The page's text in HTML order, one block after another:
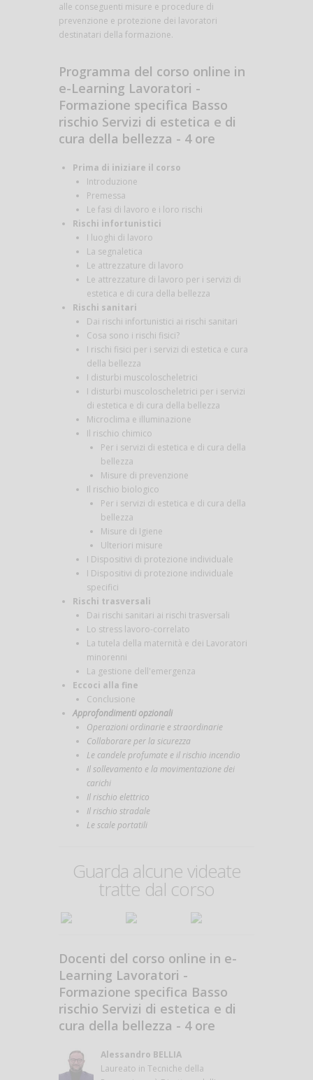
alle conseguenti misure e procedure di
prevenzione e protezione dei lavoratori
destinatari della formazione.
Programma del corso online in
e-Learning Lavoratori -
Formazione specifica Basso
rischio Servizi di estetica e di
cura della bellezza - 4 ore
Prima di iniziare il corso
Introduzione
Premessa
Le fasi di lavoro e i loro rischi
Rischi infortunistici
I luoghi di lavoro
La segnaletica
Le attrezzature di lavoro
Le attrezzature di lavoro per i servizi di
estetica e di cura della bellezza
Rischi sanitari
Dai rischi infortunistici ai rischi sanitari
Cosa sono i rischi fisici?
I rischi fisici per i servizi di estetica e cura
della bellezza
I disturbi muscoloscheletrici
I disturbi muscoloscheletrici per i servizi
di estetica e di cura della bellezza
Microclima e illuminazione
Il rischio chimico
Per i servizi di estetica e di cura della
bellezza
Misure di prevenzione
Il rischio biologico
Per i servizi di estetica e di cura della
bellezza
Misure di Igiene
Ulteriori misure
I Dispositivi di protezione individuale
I Dispositivi di protezione individuale
specifici
Rischi trasversali
Dai rischi sanitari ai rischi trasversali
Lo stress lavoro-correlato
La tutela della maternità e dei Lavoratori
minorenni
La gestione dell'emergenza
Eccoci alla fine
Conclusione
Approfondimenti opzionali
Operazioni ordinarie e straordinarie
Collaborare per la sicurezza
Le candele profumate e il rischio incendio
Il sollevamento e la movimentazione dei
carichi
Il rischio elettrico
Il rischio stradale
Le scale portatili
Guarda alcune videate
tratte dal corso
Docenti del corso online in e-
Learning Lavoratori -
Formazione specifica Basso
rischio Servizi di estetica e di
cura della bellezza - 4 ore
Alessandro BELLIA
Laureato in Tecniche della